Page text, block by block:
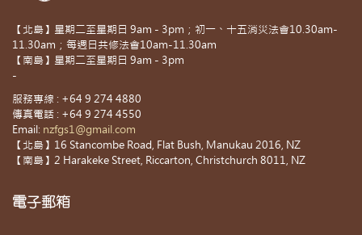
【北島】星期二至星期日 9am - 3pm；初一、十五消災法會10.30am-
11.30am；每週日共修法會10am-11.30am
【南島】星期二至星期日 9am - 3pm
-
服務專線 : +64 9 274 4880
傳真電話 : +64 9 274 4550
Email: nzfgs1@gmail.com
【北島】16 Stancombe Road, Flat Bush, Manukau 2016, NZ
【南島】2 Harakeke Street, Riccarton, Christchurch 8011, NZ
電子郵箱